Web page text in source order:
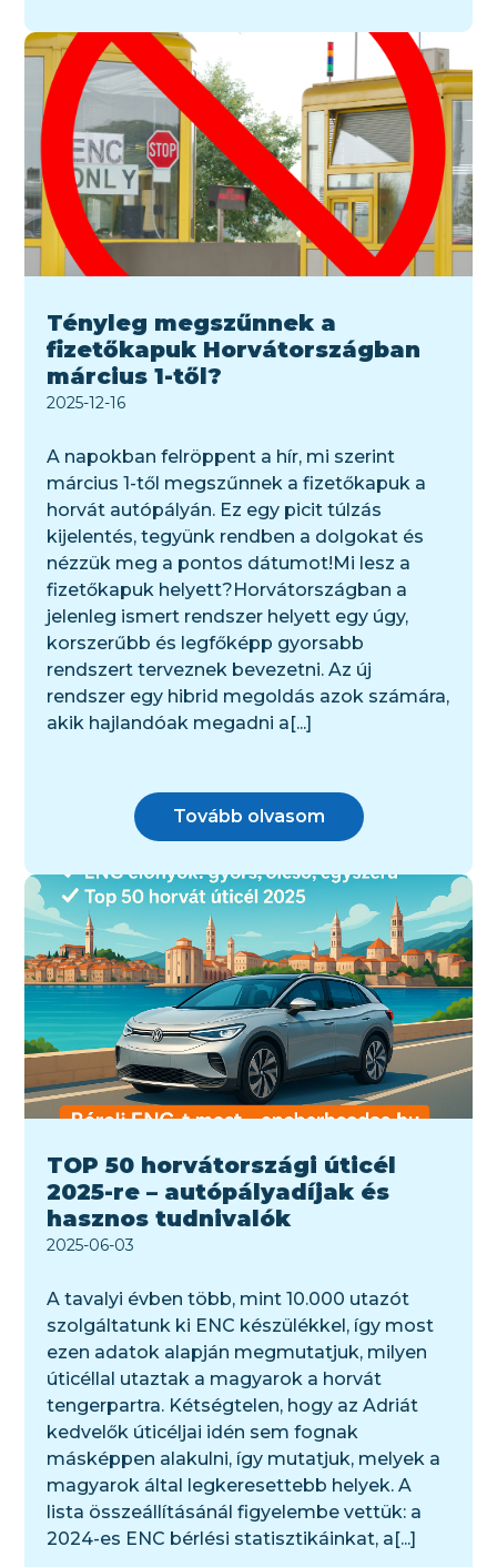
Tényleg megszűnnek a
fizetőkapuk Horvátországban
március 1-től?
2025-12-16
A napokban felröppent a hír, mi szerint
március 1-től megszűnnek a fizetőkapuk a
horvát autópályán. Ez egy picit túlzás
kijelentés, tegyünk rendben a dolgokat és
nézzük meg a pontos dátumot!Mi lesz a
fizetőkapuk helyett?Horvátországban a
jelenleg ismert rendszer helyett egy úgy,
korszerűbb és legfőképp gyorsabb
rendszert terveznek bevezetni. Az új
rendszer egy hibrid megoldás azok számára,
akik hajlandóak megadni a[...]
Tovább olvasom
TOP 50 horvátországi úticél
2025-re – autópályadíjak és
hasznos tudnivalók
2025-06-03
A tavalyi évben több, mint 10.000 utazót
szolgáltatunk ki ENC készülékkel, így most
ezen adatok alapján megmutatjuk, milyen
úticéllal utaztak a magyarok a horvát
tengerpartra. Kétségtelen, hogy az Adriát
kedvelők úticéljai idén sem fognak
másképpen alakulni, így mutatjuk, melyek a
magyarok által legkeresettebb helyek. A
lista összeállításánál figyelembe vettük: a
2024-es ENC bérlési statisztikáinkat, a[...]